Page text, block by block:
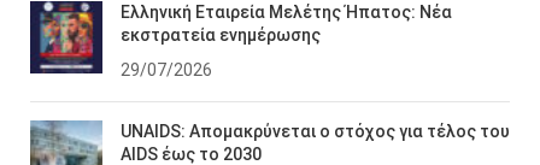
Ελληνική Εταιρεία Μελέτης Ήπατος: Νέα
εκστρατεία ενημέρωσης
29/07/2026
UNAIDS: Απομακρύνεται ο στόχος για τέλος του
AIDS έως το 2030